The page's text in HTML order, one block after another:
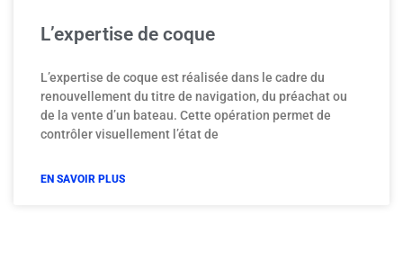
L’expertise de coque
L’expertise de coque est réalisée dans le cadre du
renouvellement du titre de navigation, du préachat ou
de la vente d’un bateau. Cette opération permet de
contrôler visuellement l’état de
EN SAVOIR PLUS